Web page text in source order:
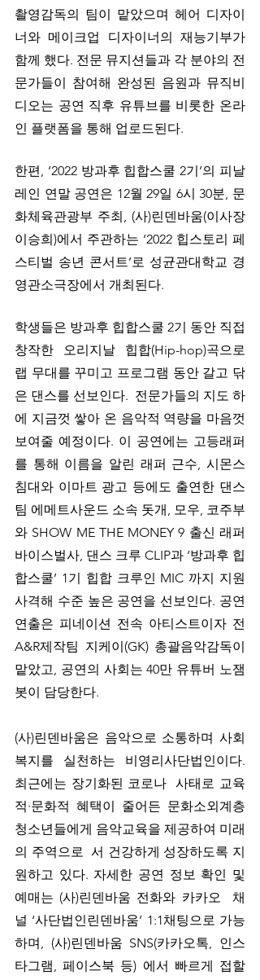
촬영감독의 팀이 맡았으며 헤어 디자이
너와 메이크업 디자이너의 재능기부가
함께 했다. 전문 뮤지션들과 각 분야의 전
문가들이 참여해 완성된 음원과 뮤직비
디오는 공연 직후 유튜브를 비롯한 온라
인 플랫폼을 통해 업로드된다.
한편, ‘2022 방과후 힙합스쿨 2기’의 피날
레인 연말 공연은 12월 29일 6시 30분, 문
화체육관광부 주최, (사)린덴바움(이사장
이승희)에서 주관하는 ‘2022 힙스토리 페
스티벌 송년 콘서트’로 성균관대학교 경
영관소극장에서 개최된다.
학생들은 방과후 힙합스쿨 2기 동안 직접
창작한 오리지날 힙합(Hip-hop)곡으로
랩 무대를 꾸미고 프로그램 동안 갈고 닦
은 댄스를 선보인다.  전문가들의 지도 하
에 지금껏 쌓아 온 음악적 역량을 마음껏
보여줄 예정이다. 이 공연에는 고등래퍼
를 통해 이름을 알린 래퍼 근수, 시몬스
침대와 이마트 광고 등에도 출연한 댄스
팀 에메트사운드 소속 돗개, 모우, 코주부
와 SHOW ME THE MONEY 9 출신 래퍼
바이스벌사, 댄스 크루 CLIP과 ‘방과후 힙
합스쿨’ 1기 힙합 크루인 MIC 까지 지원
사격해 수준 높은 공연을 선보인다. 공연
연출은 피네이션 전속 아티스트이자 전
A&R제작팀 지케이(GK) 총괄음악감독이
맡았고, 공연의 사회는 40만 유튜버 노잼
봇이 담당한다.
(사)린덴바움은 음악으로 소통하며 사회
복지를 실천하는 비영리사단법인이다.
최근에는 장기화된 코로나  사태로 교육
적·문화적 혜택이 줄어든 문화소외계층
청소년들에게 음악교육을 제공하여 미래
의 주역으로  서 건강하게 성장하도록 지
원하고 있다. 자세한 공연 정보 확인 및
예매는 (사)린덴바움 전화와 카카오  채
널 ‘사단법인린덴바움’ 1:1채팅으로 가능
하며, (사)린덴바움 SNS(카카오톡, 인스
타그램, 페이스북 등) 에서 빠르게 접할